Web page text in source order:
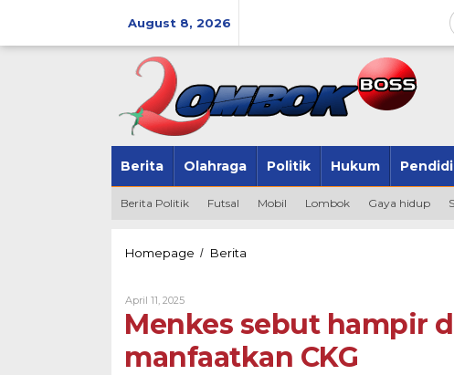
August 8, 2026
Berita Olahraga Politik Hukum
Berita Politik Futsal Mobil Lombok Gaya hidup
Homepage / Berita
juta
orang
sudah
manfaatkan
April 11, 2025By
Redaksilombok
Menkes sebut hampir
manfaatkan CKG